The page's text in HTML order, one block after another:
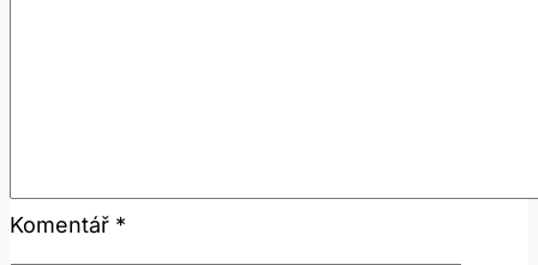
Komentář *